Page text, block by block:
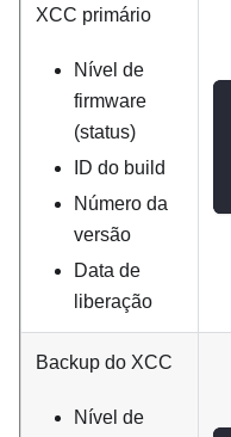
XCC primário
Nível de
firmware
(status)
ID do build
Número da
versão
Data de
liberação
Backup do XCC
Nível de